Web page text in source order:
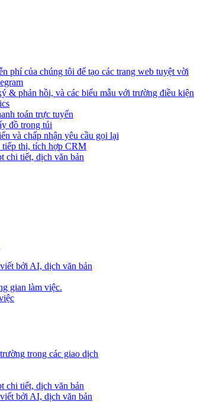
phí của chúng tôi để tạo các trang web tuyệt vời
& phản hồi, và các biểu mẫu với trường điều kiện
toán trực tuyến
đồ trong túi
và chấp nhận yêu cầu gọi lại
tiếp thị, tích hợp CRM
chi tiết, dịch văn bản
bởi AI, dịch văn bản
gian làm việc.
trong các giao dịch
chi tiết, dịch văn bản
bởi AI, dịch văn bản